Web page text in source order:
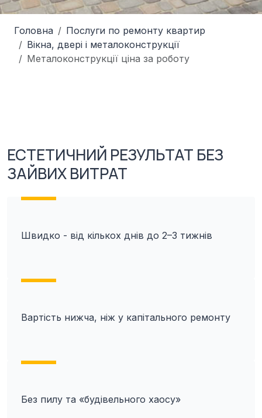
Головна
Послуги по ремонту квартир
Вікна, двері і металоконструкції
Металоконструкції ціна за роботу
ЕСТЕТИЧНИЙ РЕЗУЛЬТАТ БЕЗ
ЗАЙВИХ ВИТРАТ
Швидко - від кількох днів до 2–3 тижнів
Вартість нижча, ніж у капітального ремонту
Без пилу та «будівельного хаосу»